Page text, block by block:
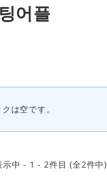
어플
は空です。
示中 - 1 - 2件目 (全2件中)